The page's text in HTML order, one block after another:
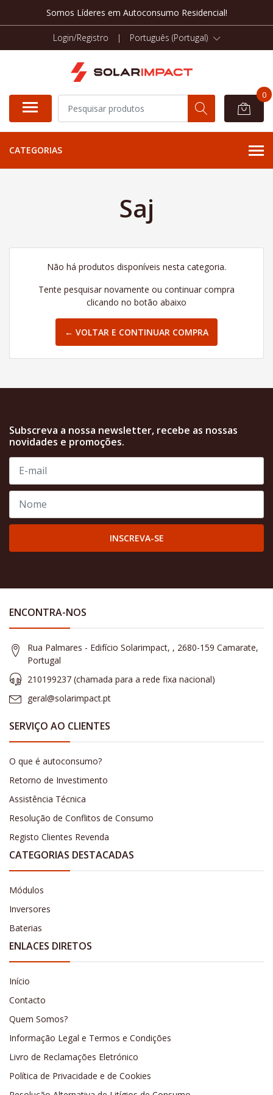
Somos Líderes em Autoconsumo Residencial!
Login/Registro | Português (Portugal)
0
CATEGORIAS
Saj
Não há produtos disponíveis nesta categoria.
Tente pesquisar novamente ou continuar compra
clicando no botão abaixo
← VOLTAR E CONTINUAR COMPRA
Subscreva a nossa newsletter, recebe as nossas
novidades e promoções.
INSCREVA-SE
ENCONTRA-NOS
Rua Palmares - Edifício Solarimpact, , 2680-159 Camarate,
Portugal
210199237 (​chamada para a rede fixa nacional)
geral@solarimpact.pt
SERVIÇO AO CLIENTES
O que é autoconsumo?
Retorno de Investimento
Assistência Técnica
Resolução de Conflitos de Consumo
Registo Clientes Revenda
CATEGORIAS DESTACADAS
Módulos
Inversores
Baterias
ENLACES DIRETOS
Início
Contacto
Quem Somos?
Informação Legal e Termos e Condições
Livro de Reclamações Eletrónico
Política de Privacidade e de Cookies